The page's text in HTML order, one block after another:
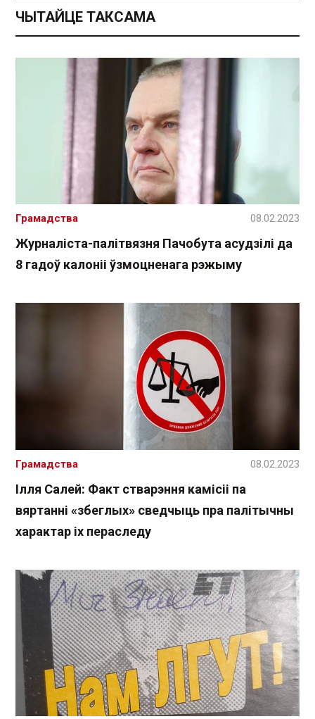
ЧЫТАЙЦЕ ТАКСАМА
Журналіста-палітвязня Пачобута асудзілі да
8 гадоў калоніі ўзмоцненага рэжыму
Грамадства 08.02.2023
Ілля Салей: Факт стварэння камісіі па
вяртанні «збеглых» сведчыць пра палітычны
характар іх пераследу
Грамадства 08.02.2023